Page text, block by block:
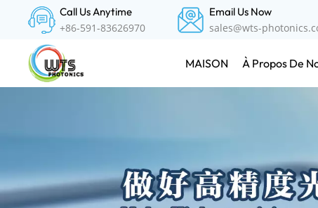
Call Us Anytime
+86-591-83626970
Email Us Now
sales@wts-
MAISON À Propos De